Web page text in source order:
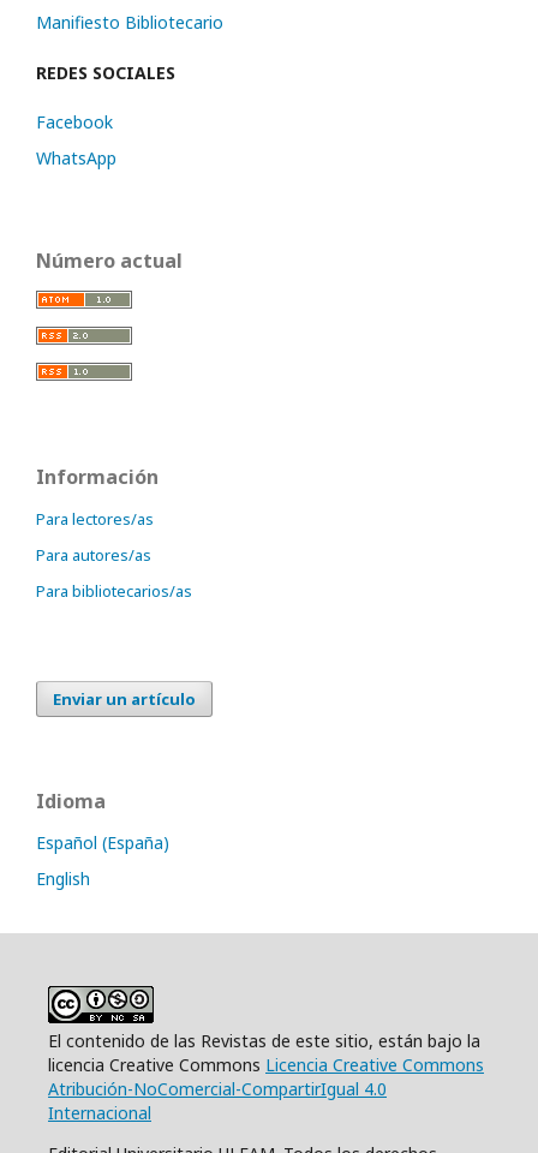
Manifiesto Bibliotecario
REDES SOCIALES
Facebook
WhatsApp
Número actual
Información
Para lectores/as
Para autores/as
Para bibliotecarios/as
Enviar un artículo
Idioma
Español (España)
English
El contenido de las Revistas de este sitio, están bajo la
licencia Creative Commons Licencia Creative Commons
Atribución-NoComercial-CompartirIgual 4.0
Internacional